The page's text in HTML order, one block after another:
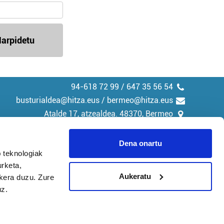
duzu. Zure
Dena onartu
Aukeratu
94-618 72 99 / 647 35 56 54
busturialdea@hitza.eus / bermeo@hitza.eus
Atalde 17, atzealdea. 48370, Bermeo
Cookieak